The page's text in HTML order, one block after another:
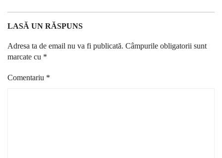
LASĂ UN RĂSPUNS
Adresa ta de email nu va fi publicată. Câmpurile obligatorii sunt
marcate cu *
Comentariu *